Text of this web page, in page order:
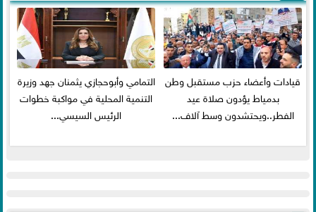
قيادات وأعضاء حزب مستقبل وطن
بدمياط يؤدون صلاة عيد
الفطر..ويحتشدون وسط آلاف...
التمامي وأبوحجازي يثمنان جهد وزيرة
التنمية المحلية في مواكبة خطوات
الرئيس السيسي...